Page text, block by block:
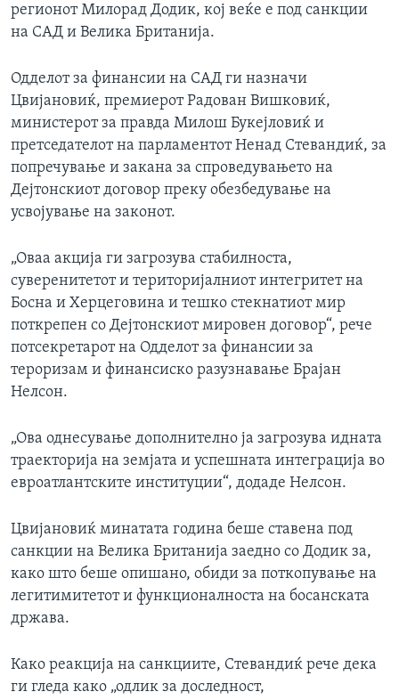
регионот Милорад Додик, кој веќе е под санкции
на САД и Велика Британија.
Одделот за финансии на САД ги назначи
Цвијановиќ, премиерот Радован Вишковиќ,
министерот за правда Милош Букејловиќ и
претседателот на парламентот Ненад Стевандиќ, за
попречување и закана за спроведувањето на
Дејтонскиот договор преку обезбедување на
усвојување на законот.
„Оваа акција ги загрозува стабилноста,
суверенитетот и територијалниот интегритет на
Босна и Херцеговина и тешко стекнатиот мир
поткрепен со Дејтонскиот мировен договор“, рече
потсекретарот на Одделот за финансии за
тероризам и финансиско разузнавање Брајан
Нелсон.
„Ова однесување дополнително ја загрозува идната
траекторија на земјата и успешната интеграција во
евроатлантските институции“, додаде Нелсон.
Цвијановиќ минатата година беше ставена под
санкции на Велика Британија заедно со Додик за,
како што беше опишано, обиди за поткопување на
легитимитетот и функционалноста на босанската
држава.
Како реакција на санкциите, Стевандиќ рече дека
ги гледа како „одлик за доследност,